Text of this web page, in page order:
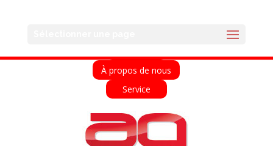
À propos de nous
Service